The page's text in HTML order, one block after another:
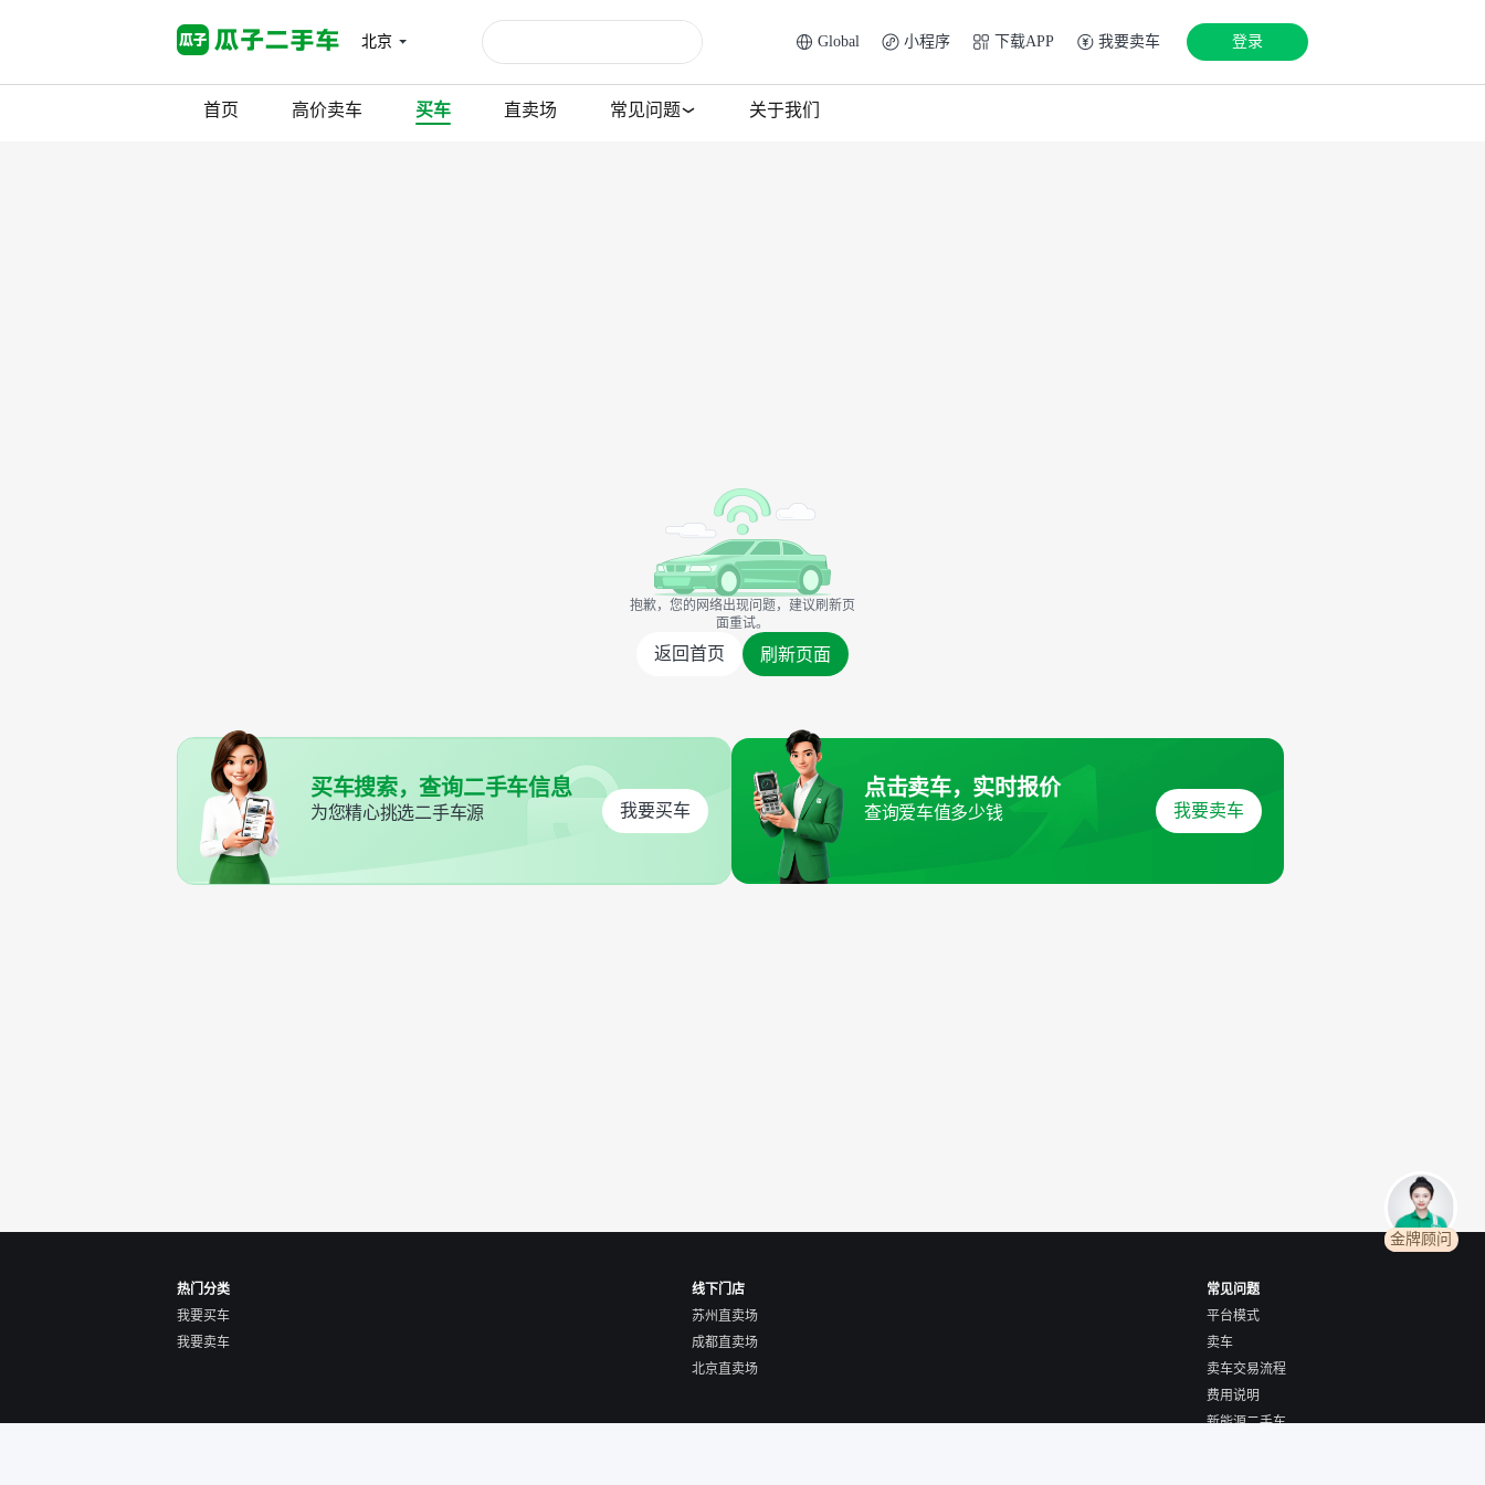
北京 Global 小程序 下载APP 我要卖车 登录
首页 高价卖车 买车 直卖场 常见问题 关于我们
抱歉，您的网络出现问题，建议刷新页
面重试。
返回首页 刷新页面
买车搜索，查询二手车信息
为您精心挑选二手车源 我要买车
点击卖车，实时报价
查询爱车值多少钱 我要卖车
热门分类
我要买车
我要卖车
线下门店
苏州直卖场
成都直卖场
北京直卖场
常见问题
平台模式
卖车
卖车交易流程
费用说明
新能源二手车
金牌顾问